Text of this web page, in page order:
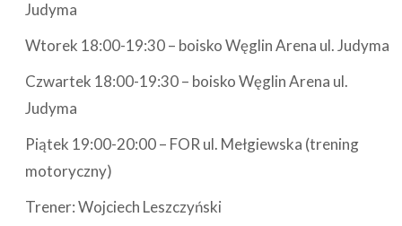
Judyma
Wtorek 18:00-19:30 – boisko Węglin Arena ul. Judyma
Czwartek 18:00-19:30 – boisko Węglin Arena ul.
Judyma
Piątek 19:00-20:00 – FOR ul. Mełgiewska (trening
motoryczny)
Trener: Wojciech Leszczyński